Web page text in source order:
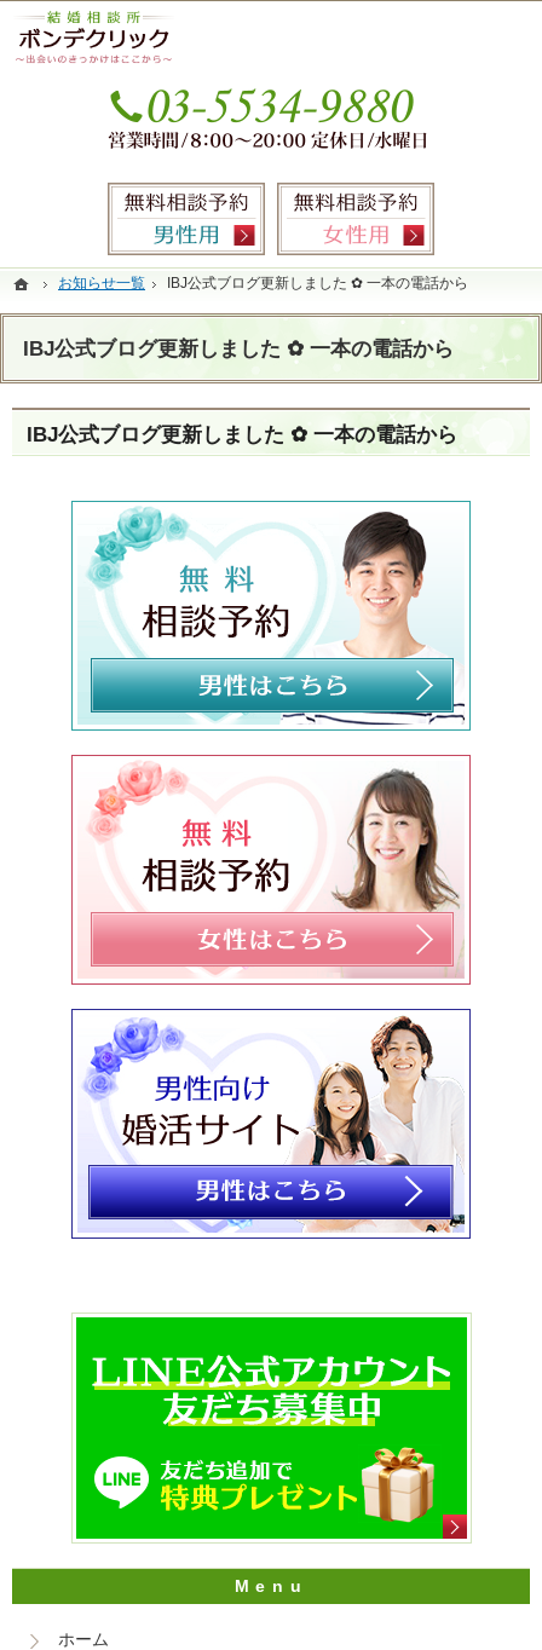
ホーム
お知らせ一覧 IBJ公式ブログ更新しました ✿ 一本の電話から
IBJ公式ブログ更新しました ✿ 一本の電話から
本気の婚活を応援します。銀座・有楽町の結婚相談所なら当相談所へ。
銀座・有楽町の婚活なら圧倒的なサポート力のIBJ加盟結婚相談所ボンデクリック
IBJ公式ブログ更新しました ✿ 一本の電話から
ホーム
無料相談予約男性用
ホーム
お知らせ一覧 IBJ公式ブログ更新しました ✿ 一本の電話から